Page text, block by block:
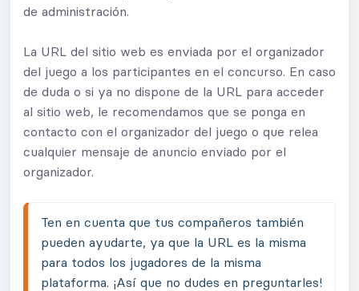
de administración.
La URL del sitio web es enviada por el organizador
del juego a los participantes en el concurso. En caso
de duda o si ya no dispone de la URL para acceder
al sitio web, le recomendamos que se ponga en
contacto con el organizador del juego o que relea
cualquier mensaje de anuncio enviado por el
organizador.
Ten en cuenta que tus compañeros también
pueden ayudarte, ya que la URL es la misma
para todos los jugadores de la misma
plataforma. ¡Así que no dudes en preguntarles!